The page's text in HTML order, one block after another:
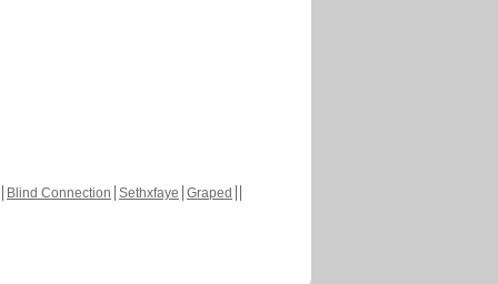
Blind Connection Sethxfaye Graped